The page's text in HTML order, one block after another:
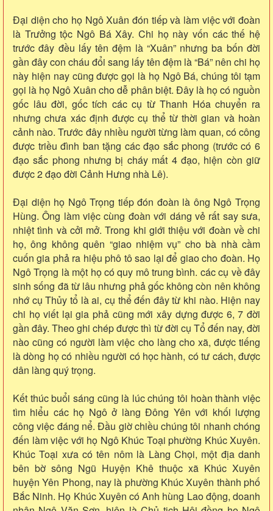
Đại diện cho họ Ngô Xuân đón tiếp và làm việc với đoàn
là Trưởng tộc Ngô Bá Xây. Chi họ này vốn các thế hệ
trước đây đều lấy tên đệm là “Xuân” nhưng ba bốn đời
gần đây con cháu đổi sang lấy tên đệm là “Bá” nên chi họ
này hiện nay cũng được gọi là họ Ngô Bá, chúng tôi tạm
gọi là họ Ngô Xuân cho dễ phân biệt. Đây là họ có nguồn
gốc lâu đời, gốc tích các cụ từ Thanh Hóa chuyển ra
nhưng chưa xác định được cụ thể từ thời gian và hoàn
cảnh nào. Trước đây nhiều người từng làm quan, có công
được triều đình ban tặng các đạo sắc phong (trước có 6
đạo sắc phong nhưng bị cháy mất 4 đạo, hiện còn giữ
được 2 đạo đời Cảnh Hưng nhà Lê).
Đại diện họ Ngô Trọng tiếp đón đoàn là ông Ngô Trọng
Hùng. Ông làm việc cùng đoàn với dáng vẻ rất say sưa,
nhiệt tình và cởi mở. Trong khi giới thiệu với đoàn về chi
họ, ông không quên “giao nhiệm vụ” cho bà nhà cầm
cuốn gia phả ra hiệu phô tô sao lại để giao cho đoàn. Họ
Ngô Trọng là một họ có quy mô trung bình. các cụ về đây
sinh sống đã từ lâu nhưng phả gốc không còn nên không
nhớ cụ Thủy tổ là ai, cụ thể đến đây từ khi nào. Hiện nay
chi họ viết lại gia phả cũng mới xây dựng được 6, 7 đời
gần đây. Theo ghi chép được thì từ đời cụ Tổ đến nay, đời
nào cũng có người làm việc cho làng cho xã, được tiếng
là dòng họ có nhiều người có học hành, có tư cách, được
dân làng quý trọng.
Kết thúc buổi sáng cũng là lúc chúng tôi hoàn thành việc
tìm hiểu các họ Ngô ở làng Đông Yên với khối lượng
công việc đáng nể. Đầu giờ chiều chúng tôi nhanh chóng
đến làm việc với họ Ngô Khúc Toại phường Khúc Xuyên.
Khúc Toại xưa có tên nôm là Làng Chọi, một địa danh
bên bờ sông Ngũ Huyện Khê thuộc xã Khúc Xuyên
huyện Yên Phong, nay là phường Khúc Xuyên thành phố
Bắc Ninh. Họ Khúc Xuyên có Anh hùng Lao động, doanh